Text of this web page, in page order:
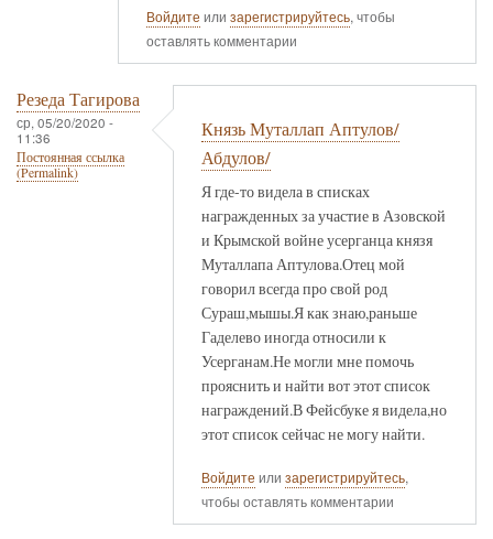
Войдите или зарегистрируйтесь, чтобы
оставлять комментарии
Резеда Тагирова
ср, 05/20/2020 -
11:36
Постоянная ссылка
(Permalink)
Князь Муталлап Аптулов/
Абдулов/
Я где-то видела в списках
награжденных за участие в Азовской
и Крымской войне усерганца князя
Муталлапа Аптулова.Отец мой
говорил всегда про свой род
Сураш,мышы.Я как знаю,раньше
Гаделево иногда относили к
Усерганам.Не могли мне помочь
прояснить и найти вот этот список
награждений.В Фейсбуке я видела,но
этот список сейчас не могу найти.
Войдите или зарегистрируйтесь,
чтобы оставлять комментарии